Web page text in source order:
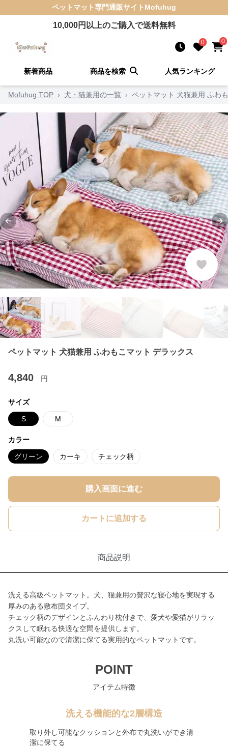
ペットマット専門通販サイト Mofuhug
10,000円以上のご購入で送料無料
0 0
新着商品 商品を検索 人気ランキング
Mofuhug TOP › 犬・猫兼用の一覧 › ペットマット 犬猫兼用 ふわ
Previous slide
ペットマット 犬猫兼用 ふわもこマット デラックス
4,840 円
サイズ
S M
カラー
グリーン カーキ チェック柄
購入画面に進む
カートに追加する
商品説明
洗える高級ペットマット。犬、猫兼用の贅沢な寝心地を実現する
厚みのある敷布団タイプ。
チェック柄のデザインとふんわり枕付きで、愛犬や愛猫がリラッ
クスして眠れる快適な空間を提供します。
丸洗い可能なので清潔に保てる実用的なペットマットです。
POINT
アイテム特徴
洗える機能的な2層構造
取り外し可能なクッションと外布で丸洗いができ清
潔に保てる